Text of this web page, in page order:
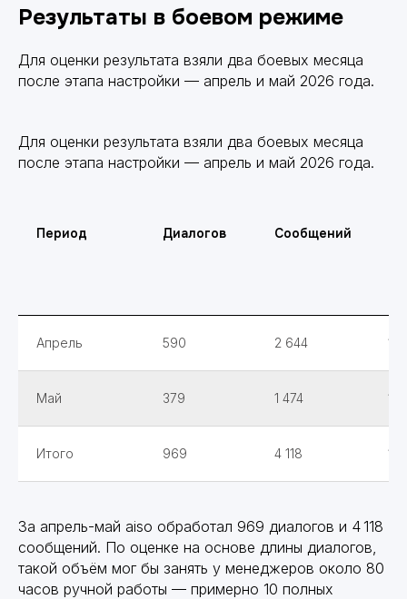
Результаты в боевом режиме
Для оценки результата взяли два боевых месяца
после этапа настройки — апрель и май 2026 года.
Для оценки результата взяли два боевых месяца
после этапа настройки — апрель и май 2026 года.
Период Диалогов Сообщений
Апрель 590 2 644
Май 379 1 474
Итого 969 4 118
За апрель-май aiso обработал 969 диалогов и 4 118
сообщений. По оценке на основе длины диалогов,
такой объём мог бы занять у менеджеров около 80
часов ручной работы — примерно 10 полных